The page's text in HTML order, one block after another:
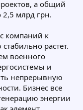
а общий
2,5 млрд грн.
компаний к
растет.
военного
и
непрерывную
Бизнес все
энергии